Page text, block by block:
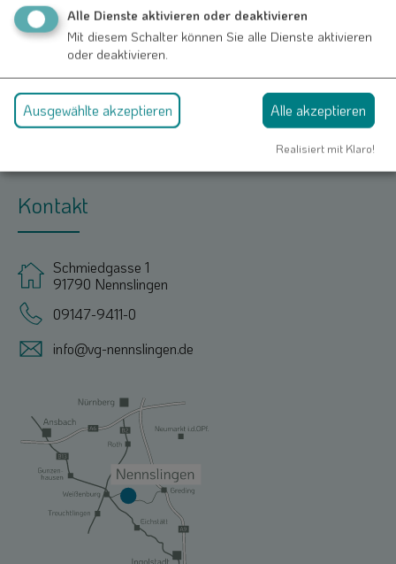
09147 5161
Kontakt
Schmiedgasse 1
91790 Nennslingen
09147-9411-0
info@vg-nennslingen.de
Alle Dienste aktivieren oder deaktivieren
Mit diesem Schalter können Sie alle Dienste aktivieren
oder deaktivieren.
Ausgewählte akzeptieren Alle akzeptieren
Realisiert mit Klaro!